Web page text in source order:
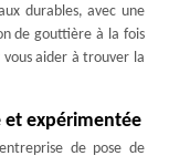
durables, avec une
de gouttière à la fois
aider à trouver la
et expérimentée
de pose de